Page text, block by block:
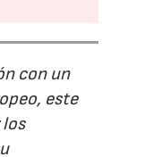
con un
este